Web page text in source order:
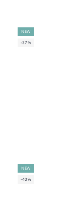
NEW
-37%
NEW
-40%